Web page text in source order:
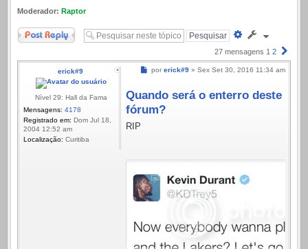
Moderador: Raptor
Responder
Pesquisa
avançada
27 mensagens 1 2
erick#9
Nível 29: Hall da Fama
Mensagens: 4178
Registrado em: Dom Jul 18,
2004 12:52 am
Localização: Curitiba
Mensagem
por erick#9 » Sex Set 30, 2016 11:34 am
Quando será o enterro deste
fórum?
RIP